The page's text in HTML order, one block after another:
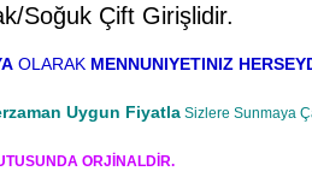
Soğuk Çift Girişlidir.
OLARAK MENNUNIYETINIZ
Uygun Fiyatla Sizlere Sunmaya
ORJİNALDİR.